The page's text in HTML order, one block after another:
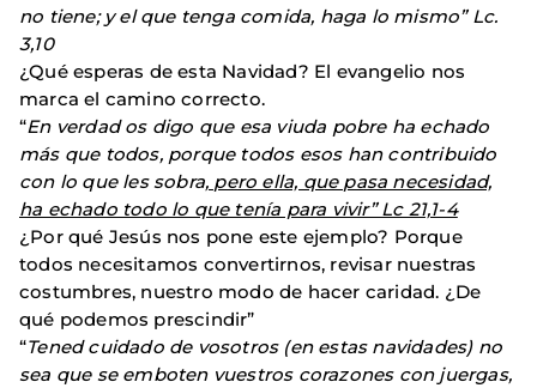
no tiene; y el que tenga comida, haga lo mismo” Lc.
3,10
¿Qué esperas de esta Navidad? El evangelio nos
marca el camino correcto.
“En verdad os digo que esa viuda pobre ha echado
más que todos, porque todos esos han contribuido
con lo que les sobra, pero ella, que pasa necesidad,
ha echado todo lo que tenía para vivir” Lc 21,1-4
¿Por qué Jesús nos pone este ejemplo? Porque
todos necesitamos convertirnos, revisar nuestras
costumbres, nuestro modo de hacer caridad. ¿De
qué podemos prescindir”
“Tened cuidado de vosotros (en estas navidades) no
sea que se emboten vuestros corazones con juergas,